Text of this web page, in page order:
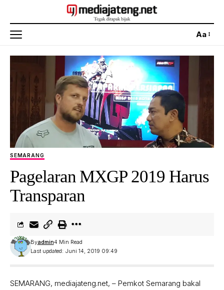
Aa
SEMARANG
Pagelaran MXGP 2019 Harus
Transparan
Last updated: Juni 14, 2019 09:49
Byadmin4 Min Read
SEMARANG, mediajateng.net, – Pemkot Semarang bakal